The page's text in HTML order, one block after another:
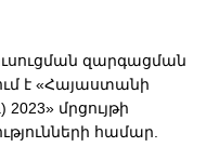
զարգացման
է «Հայաստանի
2023» մրցույթի
համար.